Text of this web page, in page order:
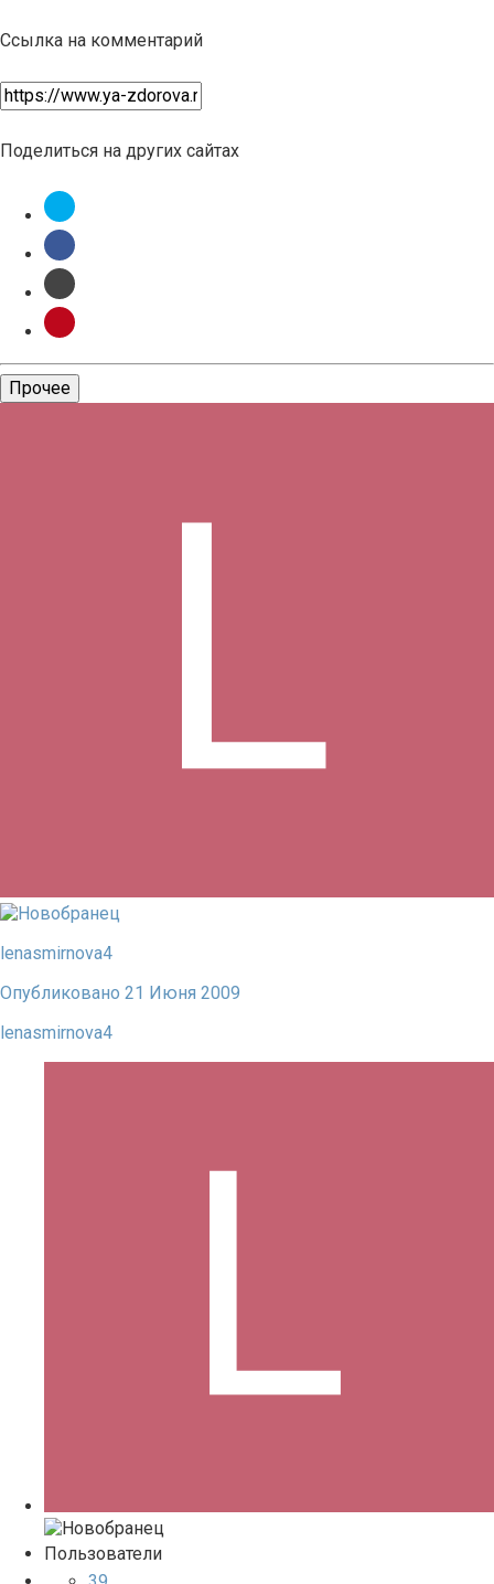
Ссылка на комментарий
Поделиться на других сайтах
Прочее
lenasmirnova4
Опубликовано 21 Июня 2009
lenasmirnova4
Пользователи